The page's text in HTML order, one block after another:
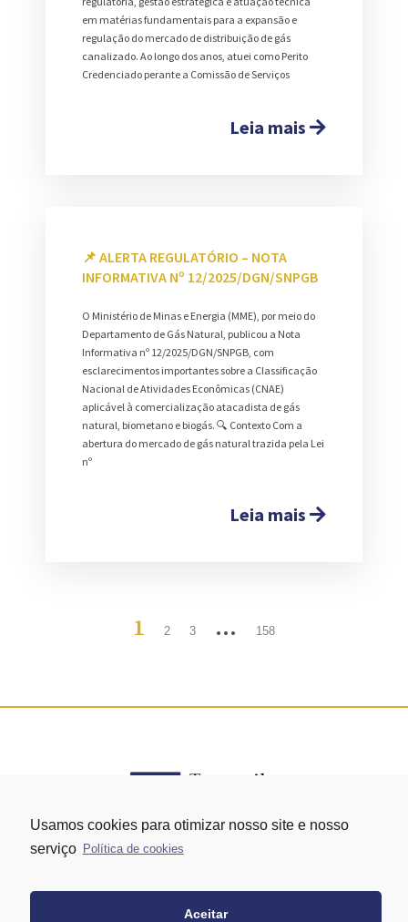
em matérias fundamentais para a expansão e
regulação do mercado de distribuição de gás
canalizado. Ao longo dos anos, atuei como Perito
Credenciado perante a Comissão de Serviços
Leia mais
📌 ALERTA REGULATÓRIO – NOTA
INFORMATIVA Nº 12/2025/DGN/SNPGB
O Ministério de Minas e Energia (MME), por meio do
Departamento de Gás Natural, publicou a Nota
Informativa nº 12/2025/DGN/SNPGB, com
esclarecimentos importantes sobre a Classificação
Nacional de Atividades Econômicas (CNAE)
aplicável à comercialização atacadista de gás
natural, biometano e biogás. 🔍 Contexto Com a
abertura do mercado de gás natural trazida pela Lei
nº
Leia mais
1 2 3 … 158
Usamos cookies para otimizar nosso site e nosso
serviço Política de cookies
Aceitar